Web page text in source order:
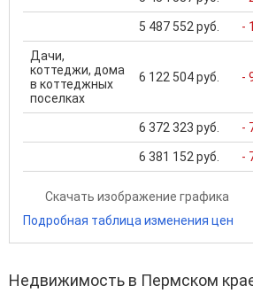
5 487 552 руб. -
Дачи,
коттеджи, дома
в коттеджных
поселках
6 122 504 руб. -
6 372 323 руб. -
6 381 152 руб. -
Скачать изображение графика
Подробная таблица изменения цен
Недвижимость в Пермском